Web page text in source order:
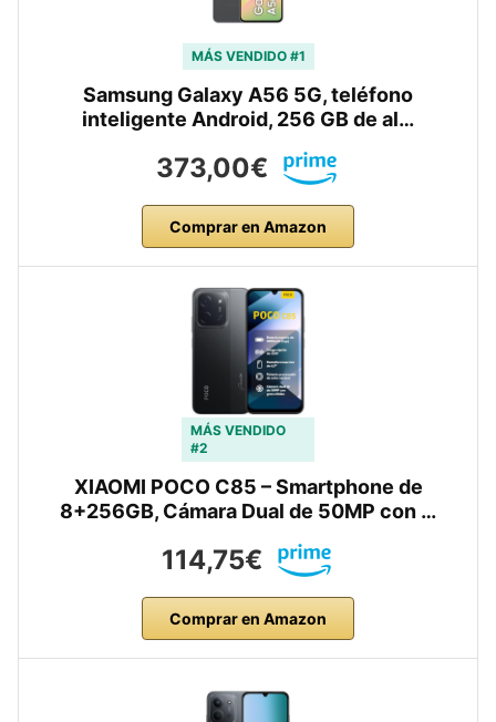
MÁS VENDIDO #1
Samsung Galaxy A56 5G, teléfono
inteligente Android, 256 GB de al…
373,00€
Comprar en Amazon
MÁS VENDIDO
#2
XIAOMI POCO C85 – Smartphone de
8+256GB, Cámara Dual de 50MP con …
114,75€
Comprar en Amazon